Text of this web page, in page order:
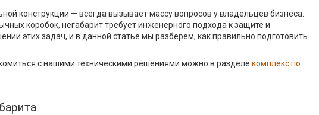
конструкции — всегда вызывает массу вопросов у владельцев бизнеса.
коробок, негабарит требует инженерного подхода к защите и
этих задач, и в данной статье мы разберем, как правильно подготовить
с нашими техническими решениями можно в разделе комплекс по